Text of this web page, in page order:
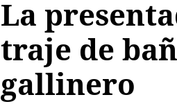
La
traje de
gallinero